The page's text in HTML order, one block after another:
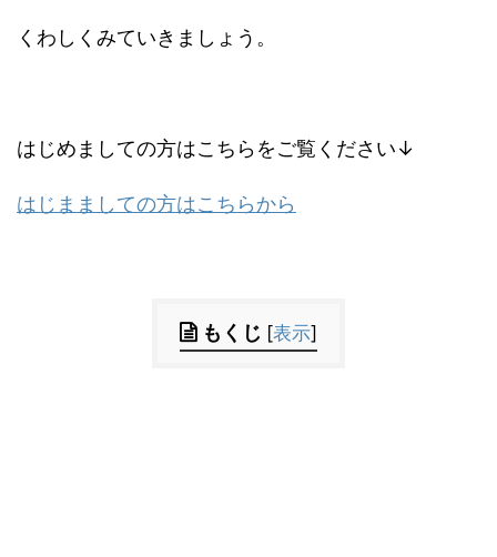
くわしくみていきましょう。
はじめましての方はこちらをご覧ください↓
はじまましての方はこちらから
もくじ [表示]